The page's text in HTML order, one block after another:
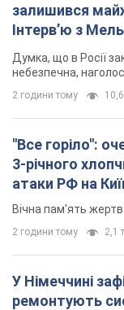
залишився
Інтерв’ю з
Думка, що в Росії
небезпечна,
2 години тому
"Все горіло":
3-річного
атаки РФ на
Вічна пам'ять
2 години тому 2,1
У Німеччині
ремонтують